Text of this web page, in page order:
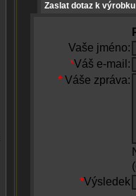
Zaslat dotaz k výrobku
Vaše jméno:
*Váš e-mail:
* Váše zpráva:
*Výsledek